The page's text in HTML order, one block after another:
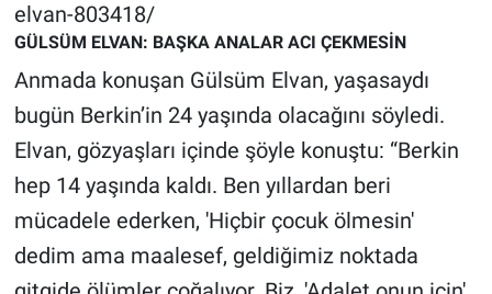
elvan-803418/
GÜLSÜM ELVAN: BAŞKA ANALAR ACI ÇEKMESİN
Anmada konuşan Gülsüm Elvan, yaşasaydı
bugün Berkin’in 24 yaşında olacağını söyledi.
Elvan, gözyaşları içinde şöyle konuştu: “Berkin
hep 14 yaşında kaldı. Ben yıllardan beri
mücadele ederken, 'Hiçbir çocuk ölmesin'
dedim ama maalesef, geldiğimiz noktada
Spor
Teknoloji
Türkiye'nin Geleceği
Türkiye'nin Gündemi
Yerel Gündem